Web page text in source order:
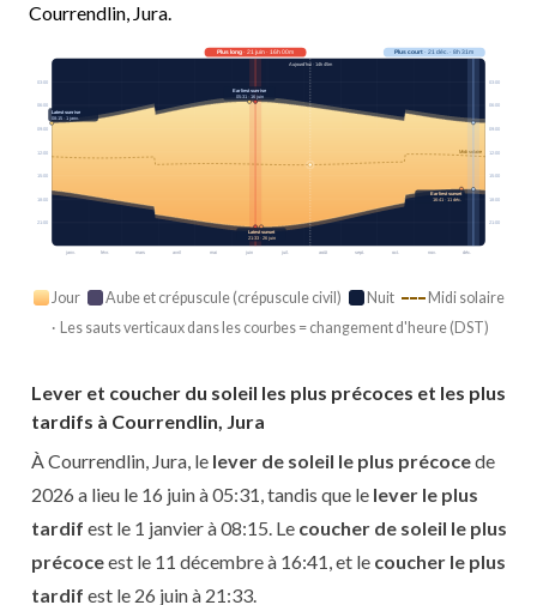
Courrendlin, Jura.
janv. févr. mars avril mai juin juil. août sept. oct. nov. déc.
Midi solaire
03:00 03:00
06:00 06:00
09:00 09:00
12:00 12:00
15:00 15:00
18:00 18:00
21:00 21:00
Plus long· 21 juin · 16h 00m Plus court· 21 déc. · 8h 31m
Aujourd’hui · 14h 45m
Earliest sunrise
05:31 · 16 juin
Latest sunrise
08:15 · 1 janv.
Earliest sunset
16:41 · 11 déc.
Latest sunset
21:33 · 26 juin
Jour Aube et crépuscule (crépuscule civil) Nuit
Midi solaire
· Les sauts verticaux dans les courbes = changement d'heure (DST)
Lever et coucher du soleil les plus précoces et les plus
tardifs à Courrendlin, Jura
À Courrendlin, Jura, le lever de soleil le plus précocede
2026 a lieu le 16 juin à 05:31, tandis que le lever le plus
tardif est le 1 janvier à 08:15. Le coucher de soleil le plus
précoceest le 11 décembre à 16:41, et le coucher le plus
tardif est le 26 juin à 21:33.